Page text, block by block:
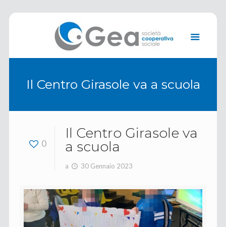
Il Centro Girasole va a scuola
0
Il Centro Girasole va
a scuola
a 30 Gennaio 2023